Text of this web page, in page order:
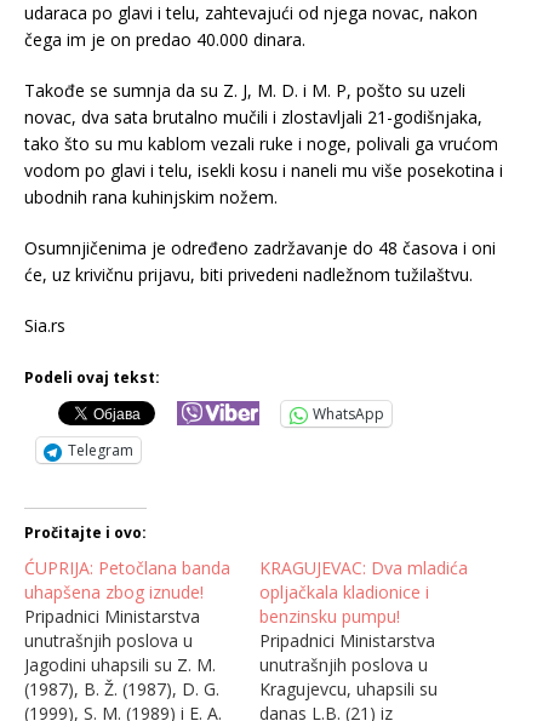
udaraca po glavi i telu, zahtevajući od njega novac, nakon
čega im je on predao 40.000 dinara.
Takođe se sumnja da su Z. J, M. D. i M. P, pošto su uzeli
novac, dva sata brutalno mučili i zlostavljali 21-godišnjaka,
tako što su mu kablom vezali ruke i noge, polivali ga vrućom
vodom po glavi i telu, isekli kosu i naneli mu više posekotina i
ubodnih rana kuhinjskim nožem.
Osumnjičenima je određeno zadržavanje do 48 časova i oni
će, uz krivičnu prijavu, biti privedeni nadležnom tužilaštvu.
Sia.rs
Podeli ovaj tekst:
WhatsApp
Telegram
Pročitajte i ovo:
ĆUPRIJA: Petočlana banda
uhapšena zbog iznude!
Pripadnici Ministarstva
unutrašnjih poslova u
Jagodini uhapsili su Z. M.
(1987), B. Ž. (1987), D. G.
(1999), S. M. (1989) i E. A.
KRAGUJEVAC: Dva mladića
opljačkala kladionice i
benzinsku pumpu!
Pripadnici Ministarstva
unutrašnjih poslova u
Kragujevcu, uhapsili su
danas L.B. (21) iz